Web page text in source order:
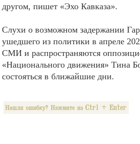
другом, пишет «Эхо Кавказа».
Слухи о возможном задержании
ушедшего из политики в апреле
СМИ и распространяются
«Национального движения» Тина
состояться в ближайшие дни.